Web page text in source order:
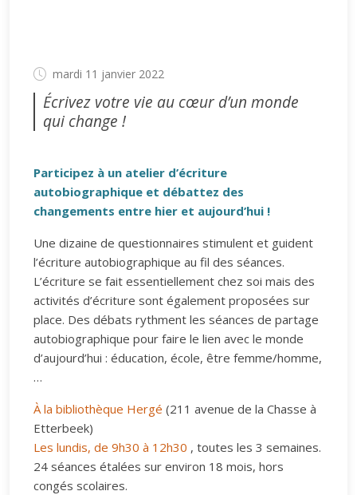
mardi 11 janvier 2022
Écrivez votre vie au cœur d’un monde
qui change !
Participez à un atelier d’écriture
autobiographique et débattez des
changements entre hier et aujourd’hui !
Une dizaine de questionnaires stimulent et guident
l’écriture autobiographique au fil des séances.
L’écriture se fait essentiellement chez soi mais des
activités d’écriture sont également proposées sur
place. Des débats rythment les séances de partage
autobiographique pour faire le lien avec le monde
d’aujourd’hui : éducation, école, être femme/homme,
…
À la bibliothèque Hergé (211 avenue de la Chasse à
Etterbeek)
Les lundis, de 9h30 à 12h30 , toutes les 3 semaines.
24 séances étalées sur environ 18 mois, hors
congés scolaires.